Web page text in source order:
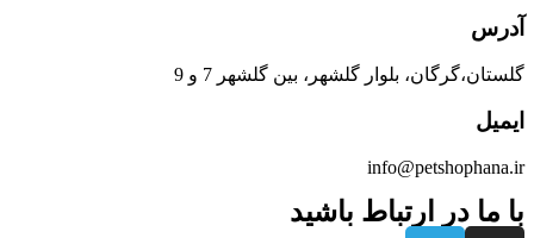
آدرس
گلستان،گرگان، بلوار گلشهر، بین گلشهر 7 و 9
ایمیل
info@petshophana.ir
با ما در ارتباط باشید